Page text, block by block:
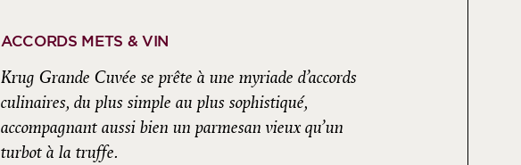
ACCORDS METS & VIN
Krug Grande Cuvée se prête à une myriade d’accords
culinaires, du plus simple au plus sophistiqué,
accompagnant aussi bien un parmesan vieux qu’un
turbot à la truffe.